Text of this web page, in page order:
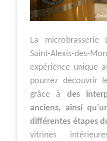
La microbrasserie
Saint-Alexis-des-
expérience unique
pourrez découvrir
grâce à des
anciens, ainsi
différentes étapes
vitrines